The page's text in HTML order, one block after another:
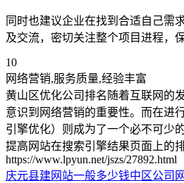
同时也建议企业在找到合适自己需
及交流，密切关注整个项目进程，
10
网络营销,服务质量,经验丰富
黄山区优化公司排名随着互联网的
意识到网络营销的重要性。而在进
引擎优化）则成为了一个必不可少
提高网站在搜索引擎结果页面上的
https://www.lpyun.net/jszs/27892.html
庆元县建网站一般多少钱中区公司